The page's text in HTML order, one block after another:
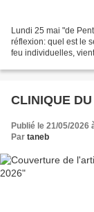
Lundi 25 mai "de
réflexion: quel est le
feu individuelles,
CLINIQUE
Publié le 21/05/2026
Par taneb